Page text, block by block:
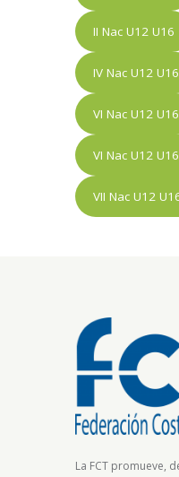
II Nac U12 U16
IV Nac U12 U16
VI Nac U12 U16
VI Nac U12
VII Nac U12
La FCT promueve,